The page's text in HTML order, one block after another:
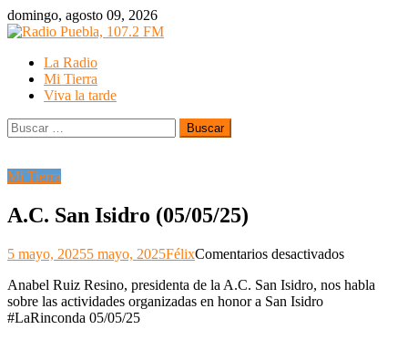
Skip
to
domingo, agosto 09, 2026
La Radio
Mi Tierra
Viva la tarde
Buscar:
Mi Tierra
A.C. San Isidro (05/05/25)
5 mayo, 20255 mayo, 2025FélixComentarios desactivadosen
San
Anabel Ruiz Resino, presidenta de la A.C. San Isidro, nos habla
sobre las actividades organizadas en honor a San Isidro
#LaRinconda 05/05/25